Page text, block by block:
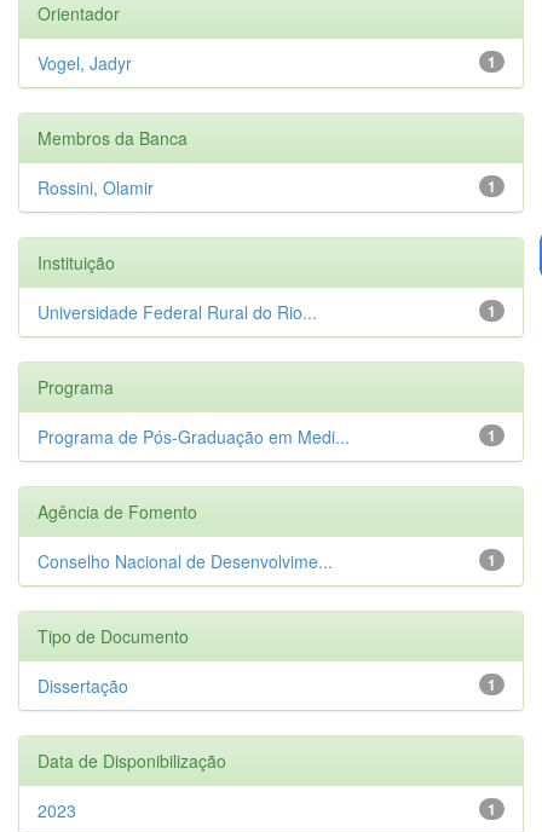
Orientador
1
Vogel, Jadyr
Membros da Banca
1
Rossini, Olamir
Instituição
1
Universidade Federal Rural do Rio...
Programa
1
Programa de Pós-Graduação em Medi...
Agência de Fomento
1
Conselho Nacional de Desenvolvime...
Tipo de Documento
1
Dissertação
Data de Disponibilização
1
2023